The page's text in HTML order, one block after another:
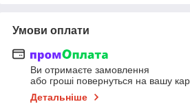
Умови оплати
Ви отримаєте замовлення
або гроші повернуться на вашу
Детальніше